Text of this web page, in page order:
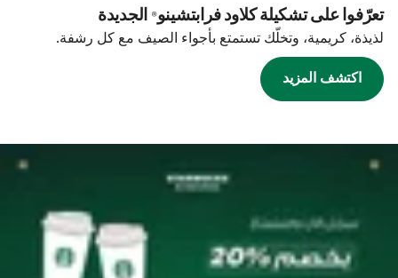
تعرّفوا على تشكيلة كلاود فرابتشينو® الجديدة
لذيذة، كريمية، وتخلّك تستمتع بأجواء الصيف مع كل رشفة.
اكتشف المزيد